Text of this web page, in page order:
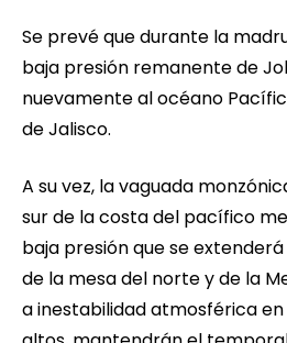
Se prevé que durante la
baja presión remanente de
nuevamente al océano
de Jalisco.
A su vez, la vaguada
sur de la costa del pacífico
baja presión que se
de la mesa del norte y de la
a inestabilidad atmosférica